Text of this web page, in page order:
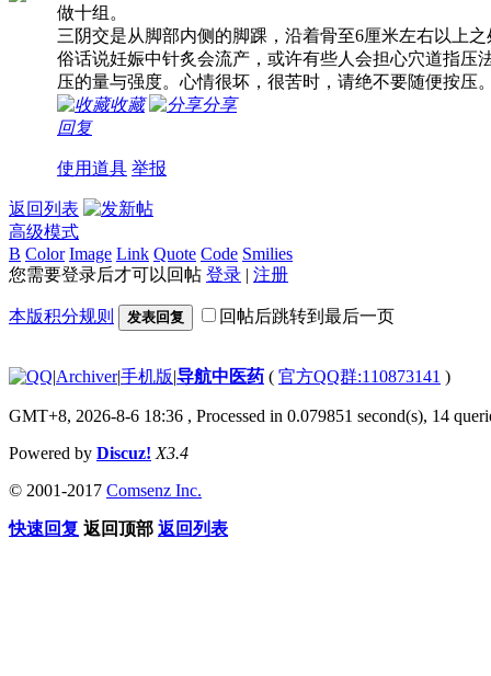
做十组。
三阴交是从脚部内侧的脚踝，沿着骨至6厘米左右以上
俗话说妊娠中针炙会流产，或许有些人会担心穴道指压
压的量与强度。心情很坏，很苦时，请绝不要随便按压
收藏
分享
回复
使用道具 举报
返回列表
高级模式
B Color Image Link Quote Code Smilies
您需要登录后才可以回帖 登录 | 注册
本版积分规则 发表回复 回帖后跳转到最后一页
|Archiver|手机版|导航中医药 ( 官方QQ群:110873141 )
GMT+8, 2026-8-6 18:36 , Processed in 0.079851 second(s), 14
Powered by Discuz! X3.4
© 2001-2017 Comsenz Inc.
快速回复 返回顶部 返回列表